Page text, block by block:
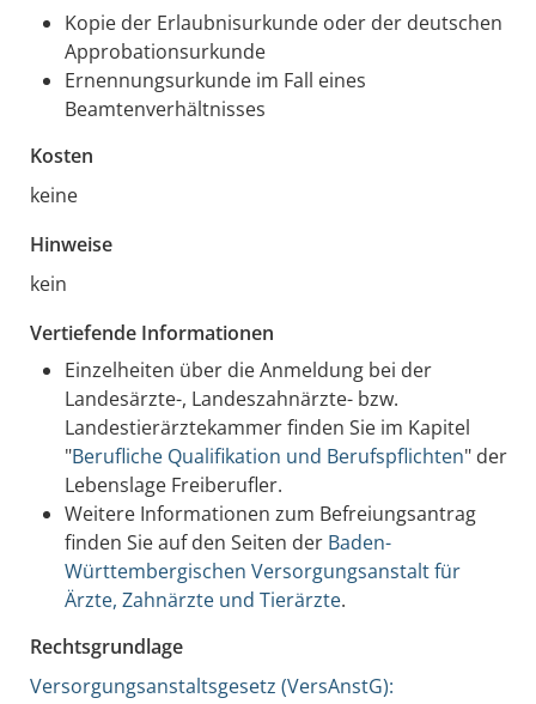
Kopie der Erlaubnisurkunde oder der deutschen
Approbationsurkunde
Ernennungsurkunde im Fall eines
Beamtenverhältnisses
Kosten
keine
Hinweise
kein
Vertiefende Informationen
Einzelheiten über die Anmeldung bei der
Landesärzte-, Landeszahnärzte- bzw.
Landestierärztekammer finden Sie im Kapitel
"Berufliche Qualifikation und Berufspflichten" der
Lebenslage Freiberufler.
Weitere Informationen zum Befreiungsantrag
finden Sie auf den Seiten der Baden-
Württembergischen Versorgungsanstalt für
Ärzte, Zahnärzte und Tierärzte.
Rechtsgrundlage
Versorgungsanstaltsgesetz (VersAnstG):